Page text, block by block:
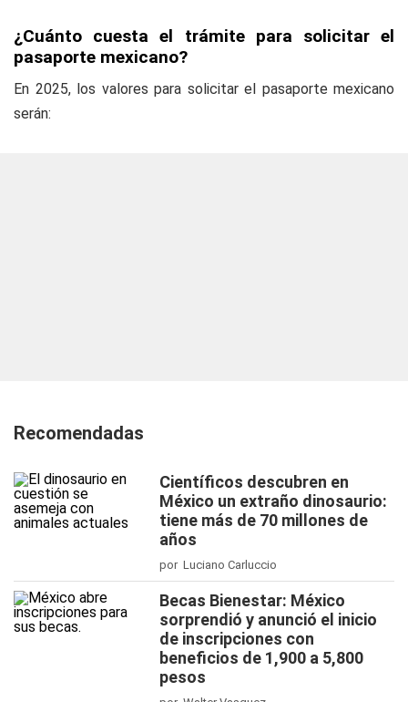
¿Cuánto cuesta el trámite para solicitar el
pasaporte mexicano?
En 2025, los valores para solicitar el pasaporte mexicano
serán:
Recomendadas
Científicos descubren en
México un extraño dinosaurio:
tiene más de 70 millones de
años
por Luciano Carluccio
Becas Bienestar: México
sorprendió y anunció el inicio
de inscripciones con
beneficios de 1,900 a 5,800
pesos